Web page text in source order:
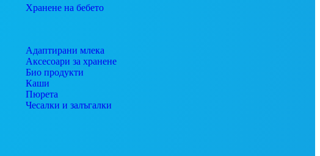
Хранене на бебето
Адаптирани млека
Аксесоари за хранене
Био продукти
Каши
Пюрета
Чесалки и залъгалки